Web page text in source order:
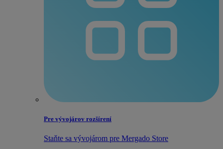
Pre vývojárov rozšírení
Staňte sa vývojárom pre Mergado Store